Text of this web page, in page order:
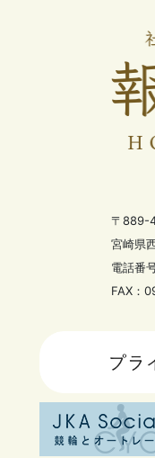
〒889-
宮崎県
電話番
FAX：